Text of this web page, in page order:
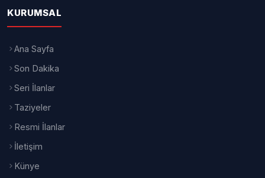
onları onurlandırmak isteyen
Günü'nün hangi tarihe denk geldiğini
araştırmaya başladı. Her yıl haziran
ayında kutlanan ve aile bağlarının
güçlenmesine vesile olan Babalar Günü,
bu yıl da yaklaşırken internet üzerindeki
aramalarda üst sıralarda yer alıyor.
Özellikle "Babalar Günü ne zaman?",